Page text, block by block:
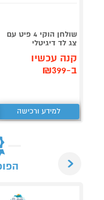
שולחן הוקי 4 פיט עם
צג לד דיגיטלי
קנה עכשיו
ב-₪399
למידע ורכישה